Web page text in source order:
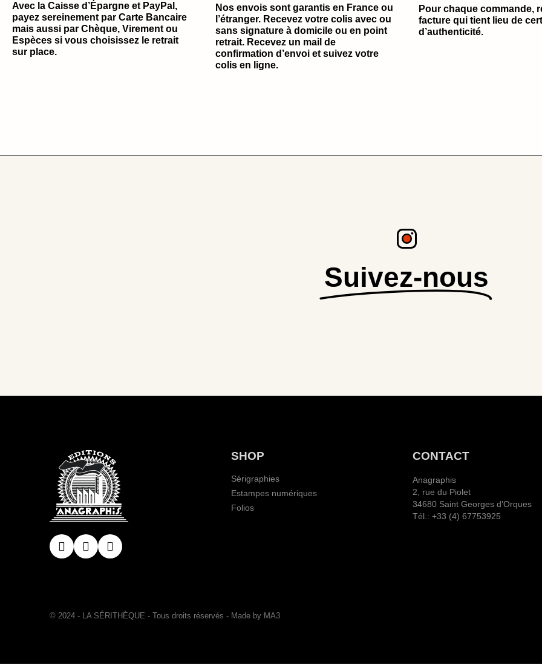
Avec la Caisse d’Épargne et PayPal,
payez sereinement par Carte Bancaire
mais aussi par Chèque, Virement ou
Espèces si vous choisissez le retrait
sur place.
Nos envois sont garantis en France ou
l’étranger. Recevez votre colis avec ou
sans signature à domicile ou en point
retrait. Recevez un mail de
confirmation d’envoi et suivez votre
colis en ligne.
Pour chaque commande,
facture qui tient lieu de
d’authenticité.
Suivez-nous
SHOP
Sérigraphies
Estampes numériques
Folios
CONTACT
Anagraphis
2, rue du Piolet
34680 Saint Georges d’Orques
Tél.: +33 (4) 67753925
© 2024 - LA SÉRITHÈQUE - Tous droits réservés - Made by MA3